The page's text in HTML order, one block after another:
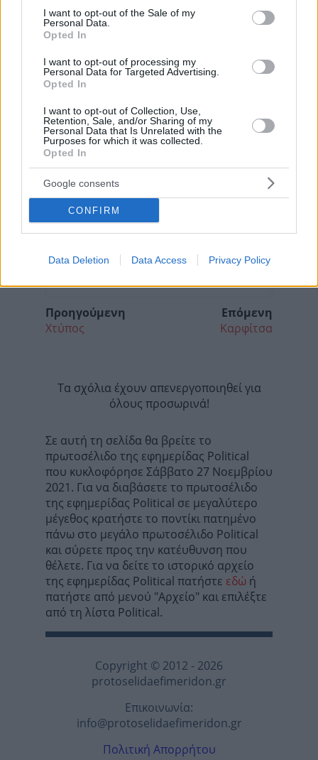
consent section.
I want to opt-out of the Sale of my
Personal Data.
Opted In
I want to opt-out of processing my
Personal Data for Targeted Advertising.
Opted In
I want to opt-out of Collection, Use,
Retention, Sale, and/or Sharing of my
Personal Data that Is Unrelated with the
Purposes for which it was collected.
Opted In
Google consents
CONFIRM
Data Deletion Data Access Privacy Policy
Προηγούμενη
Χτύπος
Επόμενη
Καρφίτσα
Τα σχόλια έχουν απενεργοποιηθεί για
όλους προσωρινά!
Σε αυτή τη σελίδα θα βρείτε το
πρωτοσέλιδο της εφημερίδας Political
που κυκλοφόρησε Σάββατο 27 Νοεμβρίου
2021. Για να διαβάσετε το πρωτοσέλιδο
της εφημερίδας Political σε μεγαλύτερο
μέγεθος κρατήστε το ποντίκι πατημένο
πάνω στο μεγάλο πρωτοσέλιδο Political
και σύρετε προς την κατέυθυνση που
θέλετε. Για να δείτε το ιστορικό αρχείο
της εφημερίδας Political πατήστε εδώ ή
πατήστε από μενού "Αρχείο" και επιλέξτε
από τη λίστα Political.
Copyright © 2012 - 2026
protoselidaefimeridon.gr
Επικοινωνία:
info@protoselidaefimeridon.gr
Πολιτική Απορρήτου